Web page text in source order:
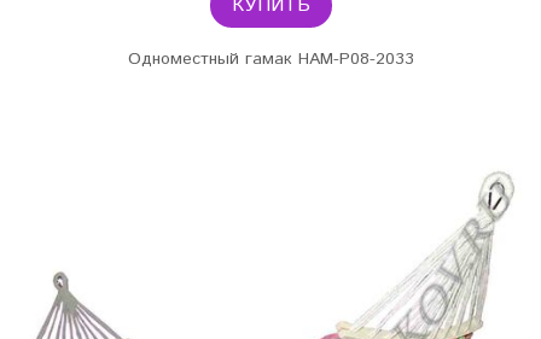
КУПИТЬ
Одноместный гамак HAM-P08-2033